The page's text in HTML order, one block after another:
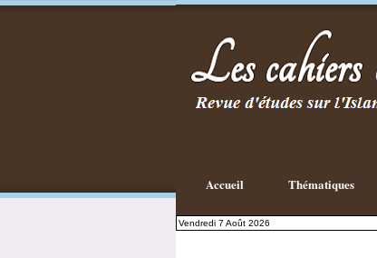
Accueil Thématiques
Vendredi 7 Août 2026